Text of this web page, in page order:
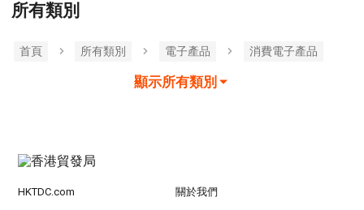
所有類別
首頁 所有類別 電子產品 消費電子產品
顯示所有類別
HKTDC.com 關於我們